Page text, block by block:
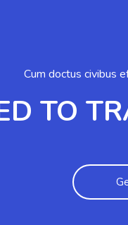
Cum doctus civibus
TO